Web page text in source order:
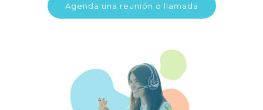
Agenda una reunión o llamada